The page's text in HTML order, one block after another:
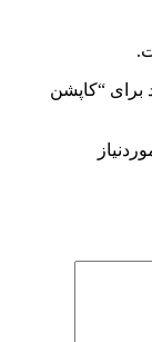
برای “کاپشن